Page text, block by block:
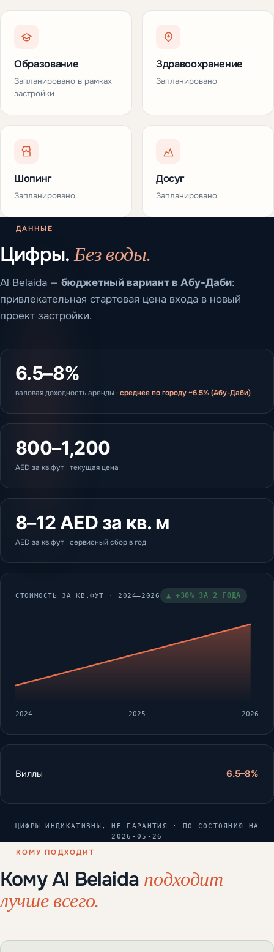
Образование
Запланировано в рамках
застройки
Здравоохранение
Запланировано
Шопинг
Запланировано
Досуг
Запланировано
ДАННЫЕ
Цифры.Без воды.
Al Belaida — бюджетный вариант в Абу-Даби:
привлекательная стартовая цена входа в новый
проект застройки.
6.5–8%
валовая доходность аренды · среднее по городу ~6.5% (Абу-Даби)
800–1,200
AED за кв.фут · текущая цена
8–12 AED за кв. м
AED за кв.фут · сервисный сбор в год
СТОИМОСТЬ ЗА КВ.ФУТ · 2024–2026 ▲ +30% ЗА 2 ГОДА
2024 2025 2026
Виллы 6.5–8%
ЦИФРЫ ИНДИКАТИВНЫ, НЕ ГАРАНТИЯ · ПО СОСТОЯНИЮ НА
2026-05-26
КОМУ ПОДХОДИТ
Кому Al Belaida подходит
лучше всего.